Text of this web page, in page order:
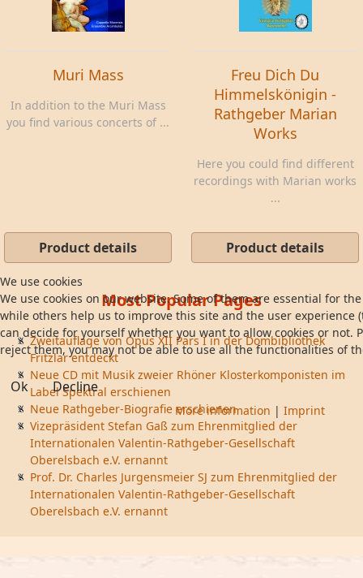
Muri Mass
In addition to the Muri Mass
you find various concerts of ...
Product details
Freu Dich Du
Himmelskönigin -
Rathgeber Marian
Works
Here you could find different
recordings with Marian works
...
Product details
Most Popular Pages
Zweitauflage von Opus XII Pars I in der Dombibliothek
Fritzlar entdeckt
Neue CD mit Musik zweier Rhöner Klosterkomponisten im
Label Spektral erschienen
Neue Rathgeber-Biografie erschienen
Vizepräsident Stefan Gaß zum Ehrenmitglied der
Internationalen Valentin-Rathgeber-Gesellschaft
Oberelsbach e.V. ernannt
Prof. Dr. Charles Jurgensmeier SJ zum Ehrenmitglied der
Internationalen Valentin-Rathgeber-Gesellschaft
Oberelsbach e.V. ernannt
We use cookies
We use cookies on our website. Some of them are essential for
while others help us to improve this site and the user experience
can decide for yourself whether you want to allow cookies or not.
reject them, you may not be able to use all the functionalities of
Ok Decline
More information | Imprint